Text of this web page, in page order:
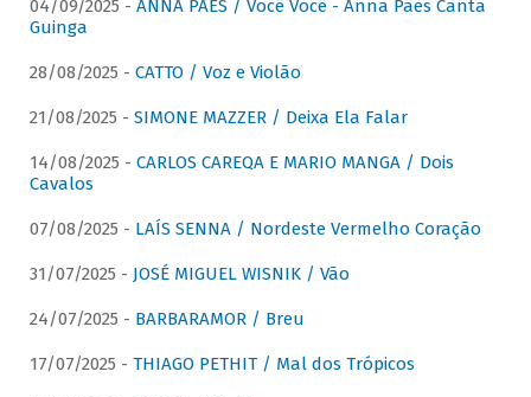
04/09/2025 - ANNA PAES / Você Você - Anna Paes Canta
Guinga
28/08/2025 - CATTO / Voz e Violão
21/08/2025 - SIMONE MAZZER / Deixa Ela Falar
14/08/2025 - CARLOS CAREQA E MARIO MANGA / Dois
Cavalos
07/08/2025 - LAÍS SENNA / Nordeste Vermelho Coração
31/07/2025 - JOSÉ MIGUEL WISNIK / Vão
24/07/2025 - BARBARAMOR / Breu
17/07/2025 - THIAGO PETHIT / Mal dos Trópicos